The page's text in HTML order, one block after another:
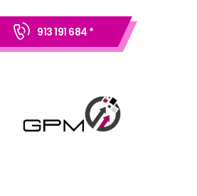
913 191 684 *